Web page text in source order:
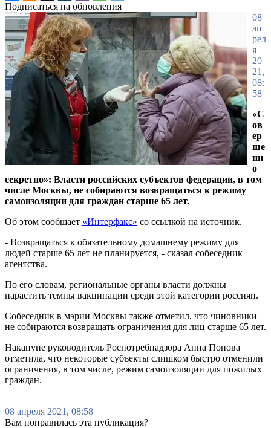
Подписаться на обновления
08
ап
рел
я
20
21,
08:
58
«С
ов
ер
ше
нн
о
секретно»: Власти российских субъектов федерации, в том
числе Москвы, не собираются возвращаться к режиму
самоизоляции для граждан старше 65 лет.
Об этом сообщает «Интерфакс» со ссылкой на источник.
- Возвращаться к обязательному домашнему режиму для
людей старше 65 лет не планируется, - сказал собеседник
агентства.
По его словам, региональные органы власти должны
нарастить темпы вакцинации среди этой категории россиян.
Собеседник в мэрии Москвы также отметил, что чиновники
не собираются возвращать ограничения для лиц старше 65 лет.
Накануне руководитель Роспотребнадзора Анна Попова
отметила, что некоторые субъекты слишком быстро отменили
ограничения, в том числе, режим самоизоляции для пожилых
граждан.
08 апреля 2021, 08:58
Вам понравилась эта публикация?